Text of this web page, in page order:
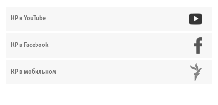
КР в YouTube
КР в Facebook
КР в мобильном